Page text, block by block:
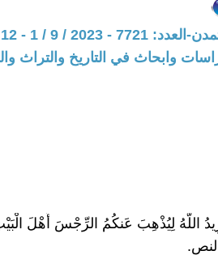
- 2023 / 9 / 1 - 09:12
وابحاث في التاريخ والتراث
اللَّهُ لِيُذْهِبَ عَنكُمُ الرِّجْسَ أَهْلَ